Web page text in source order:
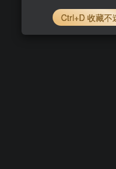
Ctrl+D 收藏不